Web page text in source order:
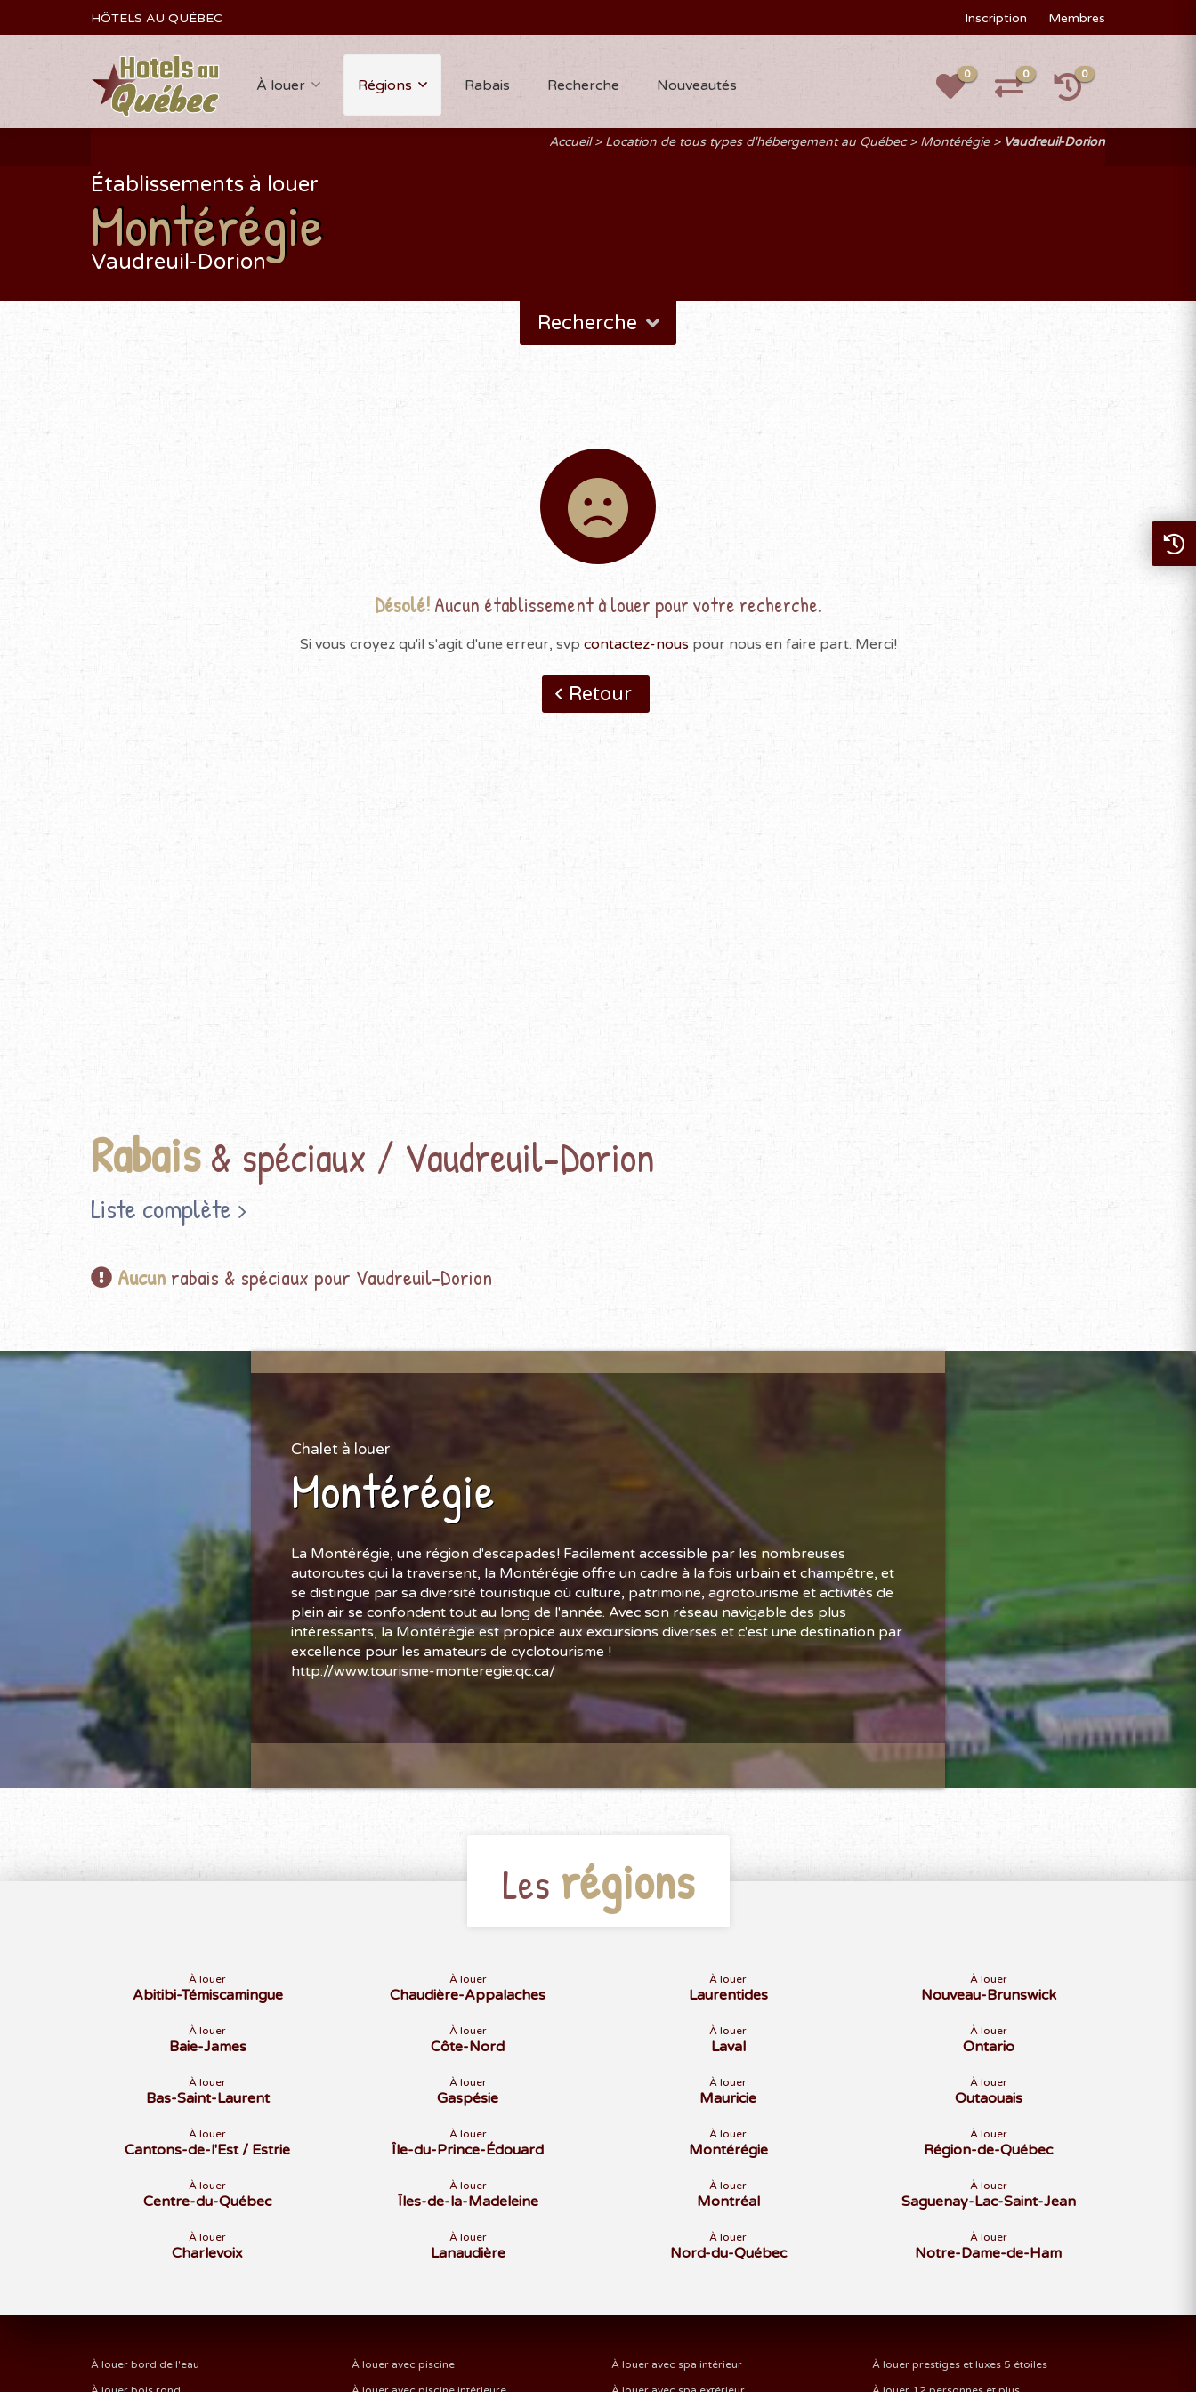
HÔTELS AU QUÉBEC Inscription Membres
À louer Régions Rabais Recherche Nouveautés
0 0 0
Accueil Location de tous types d'hébergement au Québec Montérégie Vaudreuil-Dorion
Établissements à louer
Montérégie
Vaudreuil-Dorion
Recherche
Désolé!Aucun établissement à louer pour votre recherche.
Si vous croyez qu'il s'agit d'une erreur, svp contactez-nouspour nous en faire part. Merci!
Retour
Rabais& spéciaux / Vaudreuil-Dorion
Liste complète
Aucun rabais & spéciaux pour Vaudreuil-Dorion
Chalet à louer
Montérégie
La Montérégie, une région d'escapades! Facilement accessible par les nombreuses
autoroutes qui la traversent, la Montérégie offre un cadre à la fois urbain et champêtre, et
se distingue par sa diversité touristique où culture, patrimoine, agrotourisme et activités de
plein air se confondent tout au long de l'année. Avec son réseau navigable des plus
intéressants, la Montérégie est propice aux excursions diverses et c'est une destination par
excellence pour les amateurs de cyclotourisme !
http://www.tourisme-monteregie.qc.ca/
Les régions
À louer
Abitibi-Témiscamingue
À louer
Baie-James
À louer
Bas-Saint-Laurent
À louer
Cantons-de-l'Est / Estrie
À louer
Centre-du-Québec
À louer
Charlevoix
À louer
Chaudière-Appalaches
À louer
Côte-Nord
À louer
Gaspésie
À louer
Île-du-Prince-Édouard
À louer
Îles-de-la-Madeleine
À louer
Lanaudière
À louer
Laurentides
À louer
Laval
À louer
Mauricie
À louer
Montérégie
À louer
Montréal
À louer
Nord-du-Québec
À louer
Nouveau-Brunswick
À louer
Ontario
À louer
Outaouais
À louer
Région-de-Québec
À louer
Saguenay-Lac-Saint-Jean
À louer
Notre-Dame-de-Ham
À louer bord de l'eau À louer avec piscine À louer avec spa intérieur À louer prestiges et luxes 5 étoiles